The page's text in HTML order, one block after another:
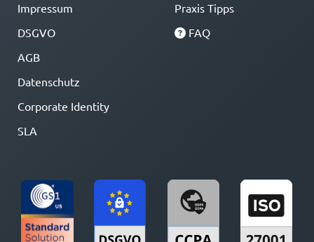
Impressum
DSGVO
AGB
Datenschutz
Corporate Identity
SLA
Praxis Tipps
FAQ